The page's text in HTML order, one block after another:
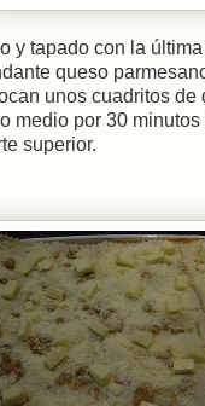
y tapado con la
queso
unos cuadritos de
medio por 30 minutos
superior.